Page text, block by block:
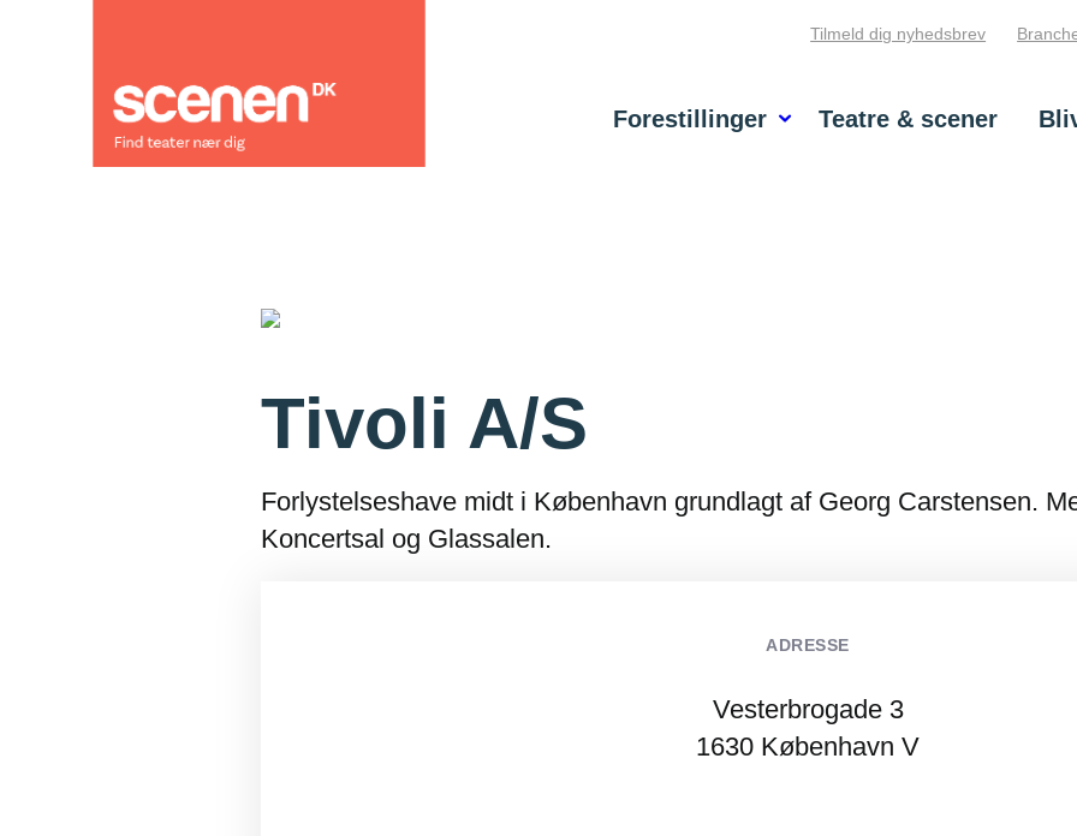
Tilmeld dig nyhedsbrev
Forestillinger Teatre & scener
Tivoli A/S
Forlystelseshave midt i København grundlagt af Georg Carstensen.
Koncertsal og Glassalen.
ADRESSE
Vesterbrogade 3
1630 København V